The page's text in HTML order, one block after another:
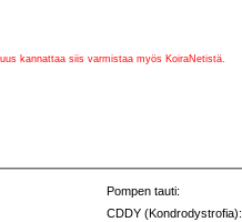
kannattaa siis varmistaa myös KoiraNetistä.
Pompen tauti:
CDDY (Kondrodystrofia):